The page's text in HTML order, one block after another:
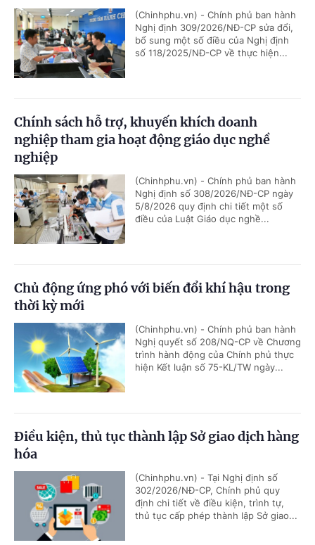
(Chinhphu.vn) - Chính phủ ban hành
Nghị định 309/2026/NĐ-CP sửa đổi,
bổ sung một số điều của Nghị định
số 118/2025/NĐ-CP về thực hiện...
Chính sách hỗ trợ, khuyến khích doanh
nghiệp tham gia hoạt động giáo dục nghề
nghiệp
(Chinhphu.vn) - Chính phủ ban hành
Nghị định số 308/2026/NĐ-CP ngày
5/8/2026 quy định chi tiết một số
điều của Luật Giáo dục nghề...
Chủ động ứng phó với biến đổi khí hậu trong
thời kỳ mới
(Chinhphu.vn) - Chính phủ ban hành
Nghị quyết số 208/NQ-CP về Chương
trình hành động của Chính phủ thực
hiện Kết luận số 75-KL/TW ngày...
Điều kiện, thủ tục thành lập Sở giao dịch hàng
hóa
(Chinhphu.vn) - Tại Nghị định số
302/2026/NĐ-CP, Chính phủ quy
định chi tiết về điều kiện, trình tự,
thủ tục cấp phép thành lập Sở giao...